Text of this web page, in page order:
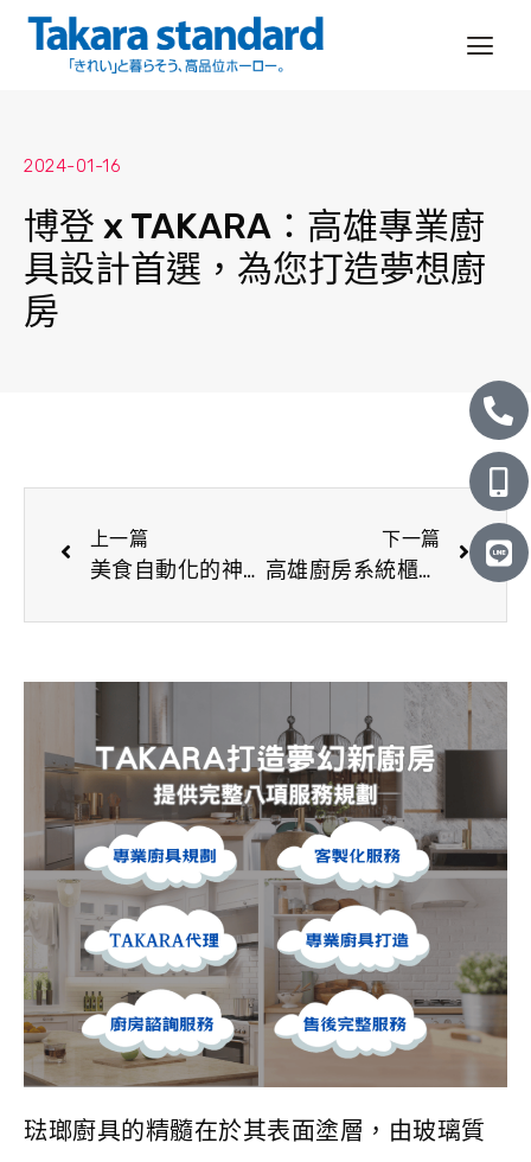
2024-01-16
博登 x TAKARA：高雄專業廚
具設計首選，為您打造夢想廚
房
上一篇
美食自動化的神奇邂逅！用『它』讓你瞬間變身五星級名廚
下一篇
高雄廚房系統櫃新視野：博登與TAKARA共創現代廚房新風貌
下一
琺瑯廚具的精髓在於其表面塗層，由玻璃質
P
h
o
n
e
-
a
t
M
o
b
i
l
e
-
l
L
i
n
e